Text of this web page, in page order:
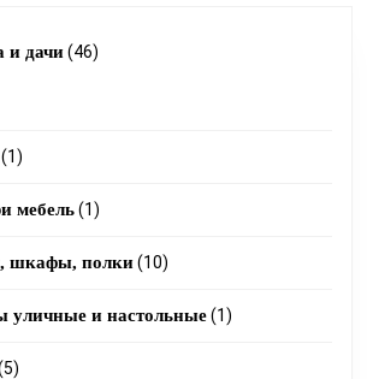
и дачи 4646
11
product
мебель 11
product
шкафы, полки 1010
products
уличные и настольные 11
55